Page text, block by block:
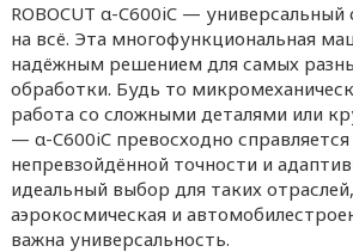
ROBOCUT α-C600iC —
на всё. Эта многофункциональная
надёжным решением для самых
обработки. Будь то
работа со сложными деталями или
— α-C600iC превосходно
непревзойдённой точности и
идеальный выбор для таких
аэрокосмическая и
важна универсальность.